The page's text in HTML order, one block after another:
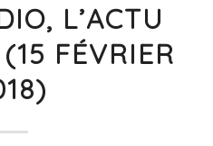
L’ACTU
FÉVRIER